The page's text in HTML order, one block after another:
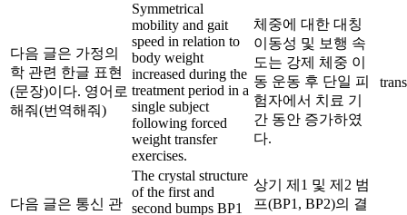
다음 글은 가정의
학 관련 한글 표현
(문장)이다. 영어로
해줘(번역해줘)
Symmetrical
mobility and gait
speed in relation to
body weight
increased during the
treatment period in a
single subject
following forced
weight transfer
exercises.
체중에 대한 대칭
이동성 및 보행 속
도는 강제 체중 이
동 운동 후 단일 피
험자에서 치료 기
간 동안 증가하였
다.
다음 글은 통신 관
The crystal structure
of the first and
second bumps BP1
상기 제1 및 제2 범
프(BP1, BP2)의 결